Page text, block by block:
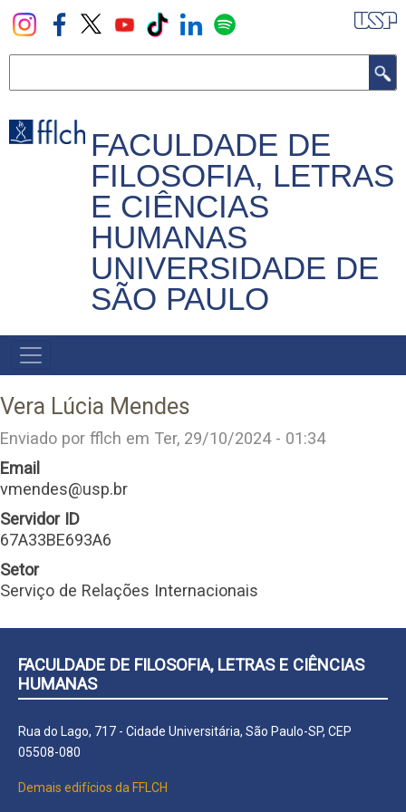
Pular
para
principal
FACULDADE DE
FILOSOFIA, LETRAS
E CIÊNCIAS
HUMANAS
UNIVERSIDADE DE
SÃO PAULO
NAVEGADOR
PRINCIPAL
Vera Lúcia Mendes
Enviado por fflch em Ter, 29/10/2024 - 01:34
Email
vmendes@usp.br
Servidor ID
67A33BE693A6
Setor
Serviço de Relações Internacionais
FACULDADE DE FILOSOFIA, LETRAS E CIÊNCIAS
HUMANAS
Rua do Lago, 717 - Cidade Universitária, São Paulo-SP, CEP
05508-080
Demais edifícios da FFLCH